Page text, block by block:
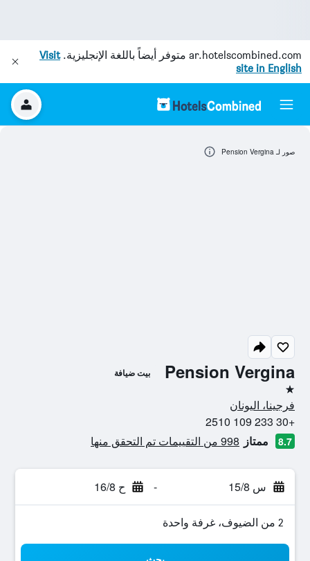
ar.hotelscombined.com متوفر أيضاً باللغة الإنجليزية.Visit
site in English
Pension Vergina بيت ضيافة
نجمة واحدة
فرجينا، اليونان
+30 233 109 2510
8.7 ممتاز 998 من التقييمات تم التحقق منها
س 15/8 - ح 16/8
2 من الضيوف، غرفة واحدة
صور لـ Pension Vergina